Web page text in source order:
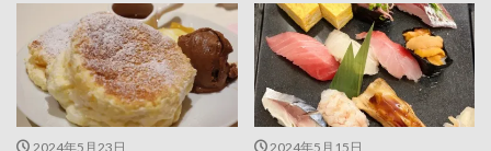
2024年5月23日 2024年5月15日